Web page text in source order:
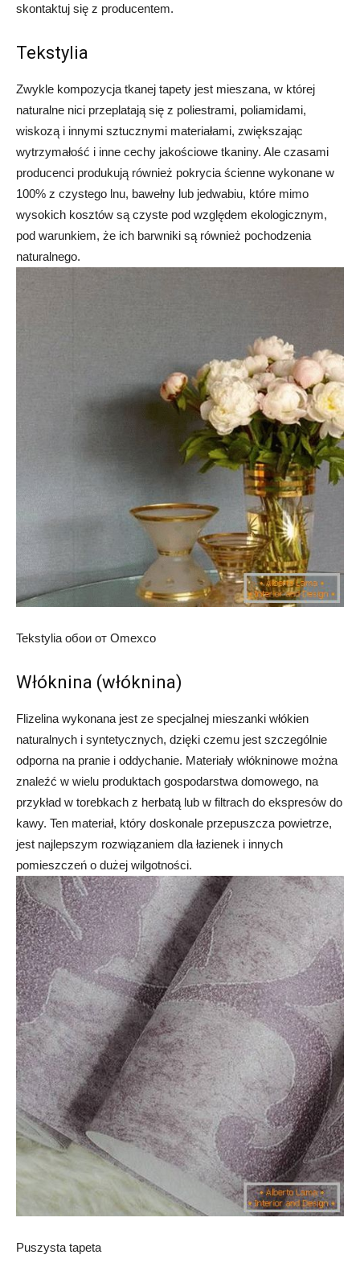
skontaktuj się z producentem.
Tekstylia
Zwykle kompozycja tkanej tapety jest mieszana, w której
naturalne nici przeplatają się z poliestrami, poliamidami,
wiskozą i innymi sztucznymi materiałami, zwiększając
wytrzymałość i inne cechy jakościowe tkaniny. Ale czasami
producenci produkują również pokrycia ścienne wykonane w
100% z czystego lnu, bawełny lub jedwabiu, które mimo
wysokich kosztów są czyste pod względem ekologicznym,
pod warunkiem, że ich barwniki są również pochodzenia
naturalnego.
Tekstylia обои от Omexco
Włóknina (włóknina)
Flizelina wykonana jest ze specjalnej mieszanki włókien
naturalnych i syntetycznych, dzięki czemu jest szczególnie
odporna na pranie i oddychanie. Materiały włókninowe można
znaleźć w wielu produktach gospodarstwa domowego, na
przykład w torebkach z herbatą lub w filtrach do ekspresów do
kawy. Ten materiał, który doskonale przepuszcza powietrze,
jest najlepszym rozwiązaniem dla łazienek i innych
pomieszczeń o dużej wilgotności.
Puszysta tapeta